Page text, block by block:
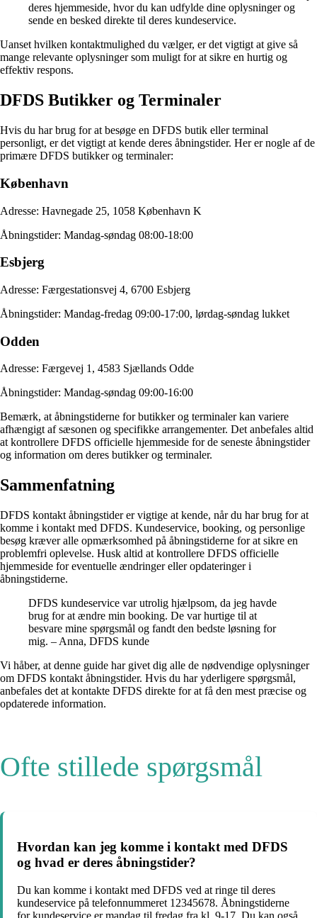
deres hjemmeside, hvor du kan udfylde dine oplysninger og
sende en besked direkte til deres kundeservice.
Uanset hvilken kontaktmulighed du vælger, er det vigtigt at give så
mange relevante oplysninger som muligt for at sikre en hurtig og
effektiv respons.
DFDS Butikker og Terminaler
Hvis du har brug for at besøge en DFDS butik eller terminal
personligt, er det vigtigt at kende deres åbningstider. Her er nogle af de
primære DFDS butikker og terminaler:
København
Adresse: Havnegade 25, 1058 København K
Åbningstider: Mandag-søndag 08:00-18:00
Esbjerg
Adresse: Færgestationsvej 4, 6700 Esbjerg
Åbningstider: Mandag-fredag 09:00-17:00, lørdag-søndag lukket
Odden
Adresse: Færgevej 1, 4583 Sjællands Odde
Åbningstider: Mandag-søndag 09:00-16:00
Bemærk, at åbningstiderne for butikker og terminaler kan variere
afhængigt af sæsonen og specifikke arrangementer. Det anbefales altid
at kontrollere DFDS officielle hjemmeside for de seneste åbningstider
og information om deres butikker og terminaler.
Sammenfatning
DFDS kontakt åbningstider er vigtige at kende, når du har brug for at
komme i kontakt med DFDS. Kundeservice, booking, og personlige
besøg kræver alle opmærksomhed på åbningstiderne for at sikre en
problemfri oplevelse. Husk altid at kontrollere DFDS officielle
hjemmeside for eventuelle ændringer eller opdateringer i
åbningstiderne.
DFDS kundeservice var utrolig hjælpsom, da jeg havde
brug for at ændre min booking. De var hurtige til at
besvare mine spørgsmål og fandt den bedste løsning for
mig. – Anna, DFDS kunde
Vi håber, at denne guide har givet dig alle de nødvendige oplysninger
om DFDS kontakt åbningstider. Hvis du har yderligere spørgsmål,
anbefales det at kontakte DFDS direkte for at få den mest præcise og
opdaterede information.
Ofte stillede spørgsmål
Hvordan kan jeg komme i kontakt med DFDS
og hvad er deres åbningstider?
Du kan komme i kontakt med DFDS ved at ringe til deres
kundeservice på telefonnummeret 12345678. Åbningstiderne
for kundeservice er mandag til fredag fra kl. 9-17. Du kan også